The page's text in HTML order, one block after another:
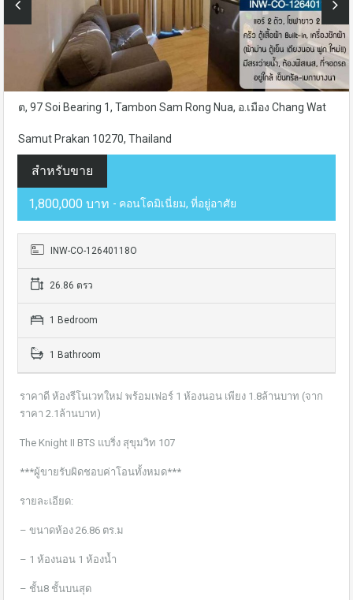
ต, 97 Soi Bearing 1, Tambon Sam Rong Nua, อ.เมือง Chang Wat
Samut Prakan 10270, Thailand
สำหรับขาย
1,800,000 บาท - คอนโดมิเนี่ยม, ที่อยู่อาศัย
INW-CO-12640118O
26.86 ตรว
1 Bedroom
1 Bathroom
ราคาดี ห้องรีโนเวทใหม่ พร้อมเฟอร์ 1 ห้องนอน เพียง 1.8ล้านบาท (จาก
ราคา 2.1ล้านบาท)
The Knight II BTS แบริ่ง สุขุมวิท 107
***ผู้ขายรับผิดชอบค่าโอนทั้งหมด***
รายละเอียด:
– ขนาดห้อง 26.86 ตร.ม
– 1 ห้องนอน 1 ห้องน้ำ
– ชั้น8 ชั้นบนสุด